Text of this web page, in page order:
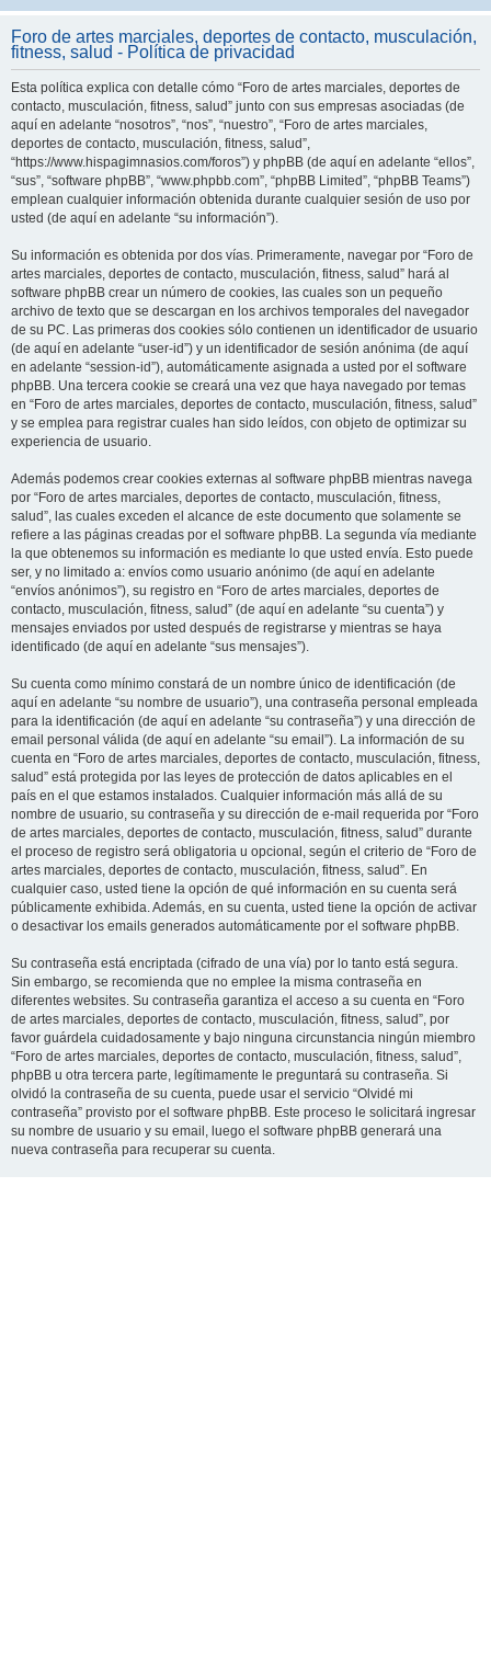
c
Foro de artes marciales, deportes de contacto, musculación,
fitness, salud - Política de privacidad
Esta política explica con detalle cómo “Foro de artes marciales, deportes de
contacto, musculación, fitness, salud” junto con sus empresas asociadas (de
aquí en adelante “nosotros”, “nos”, “nuestro”, “Foro de artes marciales,
deportes de contacto, musculación, fitness, salud”,
“https://www.hispagimnasios.com/foros”) y phpBB (de aquí en adelante “ellos”,
“sus”, “software phpBB”, “www.phpbb.com”, “phpBB Limited”, “phpBB Teams”)
emplean cualquier información obtenida durante cualquier sesión de uso por
usted (de aquí en adelante “su información”).
Su información es obtenida por dos vías. Primeramente, navegar por “Foro de
artes marciales, deportes de contacto, musculación, fitness, salud” hará al
software phpBB crear un número de cookies, las cuales son un pequeño
archivo de texto que se descargan en los archivos temporales del navegador
de su PC. Las primeras dos cookies sólo contienen un identificador de usuario
(de aquí en adelante “user-id”) y un identificador de sesión anónima (de aquí
en adelante “session-id”), automáticamente asignada a usted por el software
phpBB. Una tercera cookie se creará una vez que haya navegado por temas
en “Foro de artes marciales, deportes de contacto, musculación, fitness, salud”
y se emplea para registrar cuales han sido leídos, con objeto de optimizar su
experiencia de usuario.
Además podemos crear cookies externas al software phpBB mientras navega
por “Foro de artes marciales, deportes de contacto, musculación, fitness,
salud”, las cuales exceden el alcance de este documento que solamente se
refiere a las páginas creadas por el software phpBB. La segunda vía mediante
la que obtenemos su información es mediante lo que usted envía. Esto puede
ser, y no limitado a: envíos como usuario anónimo (de aquí en adelante
“envíos anónimos”), su registro en “Foro de artes marciales, deportes de
contacto, musculación, fitness, salud” (de aquí en adelante “su cuenta”) y
mensajes enviados por usted después de registrarse y mientras se haya
identificado (de aquí en adelante “sus mensajes”).
Su cuenta como mínimo constará de un nombre único de identificación (de
aquí en adelante “su nombre de usuario”), una contraseña personal empleada
para la identificación (de aquí en adelante “su contraseña”) y una dirección de
email personal válida (de aquí en adelante “su email”). La información de su
cuenta en “Foro de artes marciales, deportes de contacto, musculación, fitness,
salud” está protegida por las leyes de protección de datos aplicables en el
país en el que estamos instalados. Cualquier información más allá de su
nombre de usuario, su contraseña y su dirección de e-mail requerida por “Foro
de artes marciales, deportes de contacto, musculación, fitness, salud” durante
el proceso de registro será obligatoria u opcional, según el criterio de “Foro de
artes marciales, deportes de contacto, musculación, fitness, salud”. En
cualquier caso, usted tiene la opción de qué información en su cuenta será
públicamente exhibida. Además, en su cuenta, usted tiene la opción de activar
o desactivar los emails generados automáticamente por el software phpBB.
Su contraseña está encriptada (cifrado de una vía) por lo tanto está segura.
Sin embargo, se recomienda que no emplee la misma contraseña en
diferentes websites. Su contraseña garantiza el acceso a su cuenta en “Foro
de artes marciales, deportes de contacto, musculación, fitness, salud”, por
favor guárdela cuidadosamente y bajo ninguna circunstancia ningún miembro
“Foro de artes marciales, deportes de contacto, musculación, fitness, salud”,
phpBB u otra tercera parte, legítimamente le preguntará su contraseña. Si
olvidó la contraseña de su cuenta, puede usar el servicio “Olvidé mi
contraseña” provisto por el software phpBB. Este proceso le solicitará ingresar
su nombre de usuario y su email, luego el software phpBB generará una
nueva contraseña para recuperar su cuenta.